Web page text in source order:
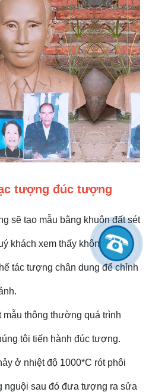
tượng đúc tượng
sẽ tạo mẫu bằng khuôn đất sét
khách xem thấy không giống
tác tượng chân dung để chỉnh
mẫu thông thường quá trình
tôi tiến hành đúc tượng.
ở nhiệt độ 1000*C rót phôi
nguội sau đó đưa tượng ra sửa